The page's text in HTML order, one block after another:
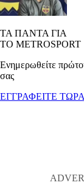
ΤΑ ΠΑΝΤΑ ΓΙΑ
ΤΟ METROSPORT
Ενημερωθείτε
σας
ΕΓΓΡΑΦΕΙΤΕ ΤΩΡΑ